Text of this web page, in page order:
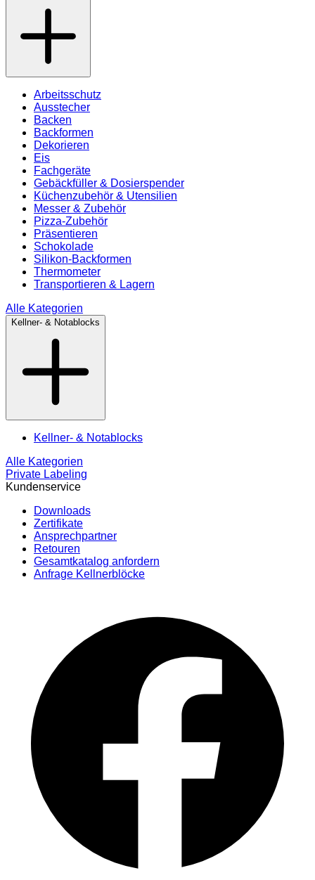
Arbeitsschutz
Ausstecher
Backen
Backformen
Dekorieren
Eis
Fachgeräte
Gebäckfüller & Dosierspender
Küchenzubehör & Utensilien
Messer & Zubehör
Pizza-Zubehör
Präsentieren
Schokolade
Silikon-Backformen
Thermometer
Transportieren & Lagern
Alle Kategorien
Kellner- & Notablocks
Kellner- & Notablocks
Alle Kategorien
Private Labeling
Kundenservice
Downloads
Zertifikate
Ansprechpartner
Retouren
Gesamtkatalog anfordern
Anfrage Kellnerblöcke